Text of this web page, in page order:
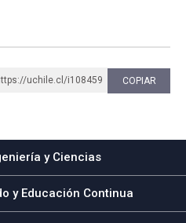
uchile.cl/i108459 COPIAR
y Ciencias
y Educación Continua